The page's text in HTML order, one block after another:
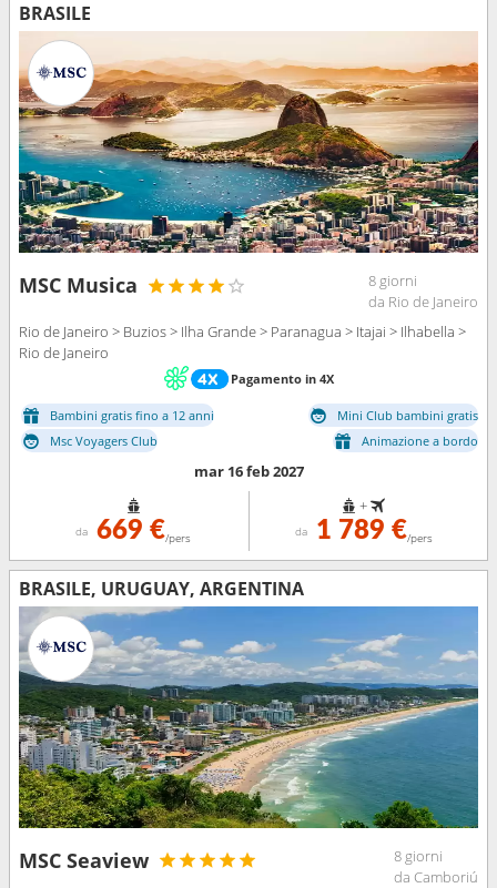
BRASILE
MSC Musica
8 giorni
da Rio de Janeiro
Rio de Janeiro > Buzios > Ilha Grande > Paranagua > Itajai > Ilhabella >
Rio de Janeiro
Pagamento in 4X
Bambini gratis fino a 12 anni
Mini Club bambini gratis
Msc Voyagers Club
Animazione a bordo
mar 16 feb 2027
da 669 €/pers
+
da 1 789 €/pers
BRASILE, URUGUAY, ARGENTINA
MSC Seaview
8 giorni
da Camboriú